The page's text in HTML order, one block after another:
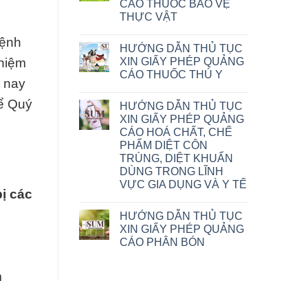
nay
Quý
các
CÁO THUỐC BẢO VỆ
THỰC VẬT
HƯỚNG DẪN THỦ TỤC
XIN GIẤY PHÉP QUẢNG
CÁO THUỐC THÚ Y
HƯỚNG DẪN THỦ TỤC
XIN GIẤY PHÉP QUẢNG
CÁO HOÁ CHẤT, CHẾ
PHẨM DIỆT CÔN
TRÙNG, DIỆT KHUẨN
DÙNG TRONG LĨNH
VỰC GIA DỤNG VÀ Y TẾ
HƯỚNG DẪN THỦ TỤC
XIN GIẤY PHÉP QUẢNG
CÁO PHÂN BÓN